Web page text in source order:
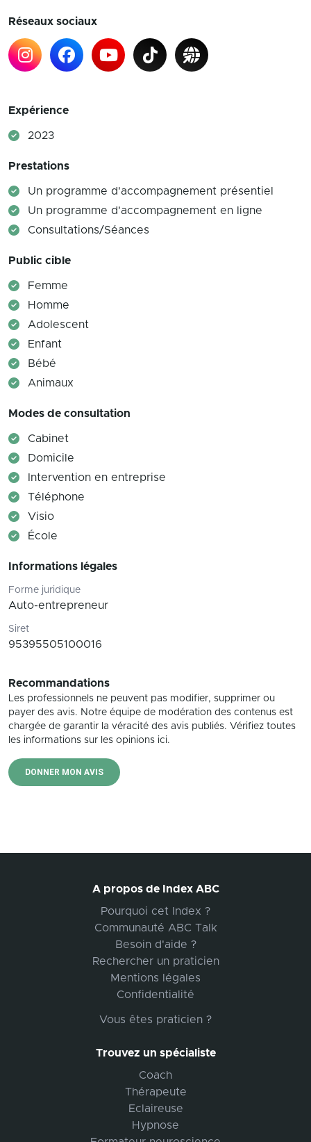
Réseaux sociaux
Expérience
2023
Prestations
Un programme d'accompagnement présentiel
Un programme d'accompagnement en ligne
Consultations/Séances
Public cible
Femme
Homme
Adolescent
Enfant
Bébé
Animaux
Modes de consultation
Cabinet
Domicile
Intervention en entreprise
Téléphone
Visio
École
Informations légales
Forme juridique
Auto-entrepreneur
Siret
95395505100016
Recommandations
Les professionnels ne peuvent pas modifier, supprimer ou
payer des avis. Notre équipe de modération des contenus est
chargée de garantir la véracité des avis publiés. Vérifiez toutes
les informations sur les opinions ici.
DONNER MON AVIS
A propos de Index ABC
Pourquoi cet Index ?
Communauté ABC Talk
Besoin d'aide ?
Rechercher un praticien
Mentions légales
Confidentialité
Vous êtes praticien ?
Trouvez un spécialiste
Coach
Thérapeute
Eclaireuse
Hypnose